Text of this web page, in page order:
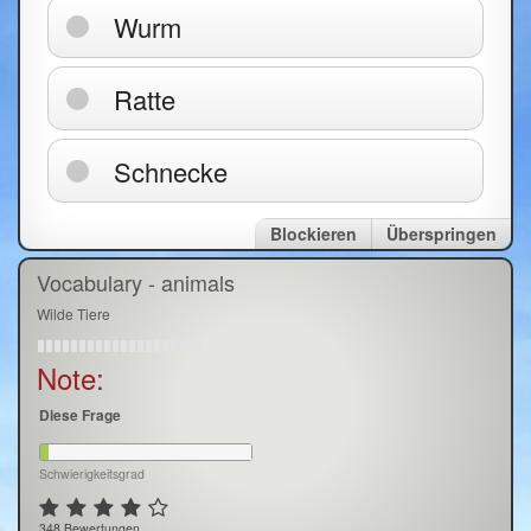
Wurm
Ratte
Schnecke
Überspringen
Blockieren
Vocabulary - animals
Wilde Tiere
Note:
Diese Frage
Schwierigkeitsgrad